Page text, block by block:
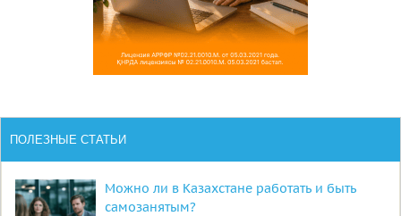
ПОЛЕЗНЫЕ СТАТЬИ
Можно ли в Казахстане работать и быть
самозанятым?